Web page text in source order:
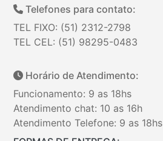
Telefones para contato:
TEL FIXO: (51) 2312-2798
TEL CEL: (51) 98295-0483
Horário de Atendimento:
Funcionamento: 9 as 18hs
Atendimento chat: 10 as 16h
Atendimento Telefone: 9 as 18hs